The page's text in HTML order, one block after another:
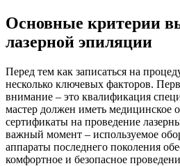
Основные критерии
лазерной эпиляции
Перед тем как записаться на
несколько ключевых факторов.
внимание – это квалификация
мастер должен иметь медицинское
сертификаты на проведение
важный момент – используемое
аппараты последнего поколения
комфортное и безопасное